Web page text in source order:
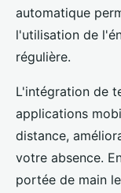
automatique
l'utilisation de
régulière.
L'intégration de
applications
distance,
votre absence.
portée de main